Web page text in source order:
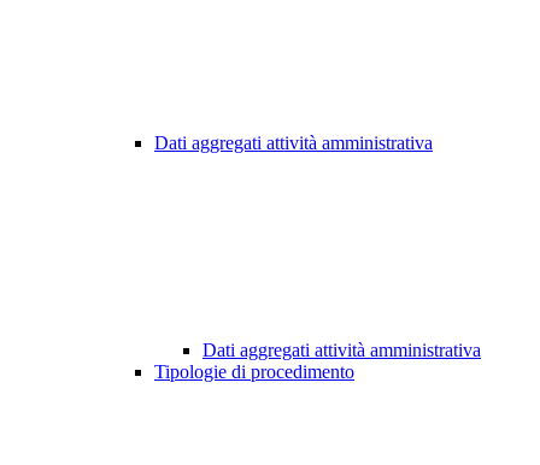
Dati aggregati attività amministrativa
Dati aggregati attività amministrativa
Tipologie di procedimento